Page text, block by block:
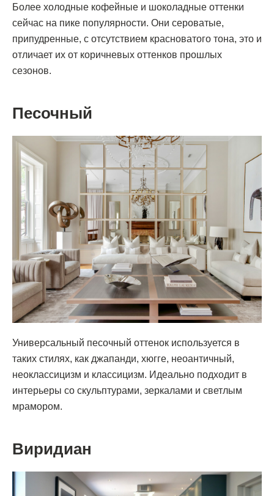
Более холодные кофейные и шоколадные оттенки
сейчас на пике популярности. Они сероватые,
припудренные, с отсутствием красноватого тона, это и
отличает их от коричневых оттенков прошлых
сезонов.
Песочный
Универсальный песочный оттенок используется в
таких стилях, как джапанди, хюгге, неоантичный,
неоклассицизм и классицизм. Идеально подходит в
интерьеры со скульптурами, зеркалами и светлым
мрамором.
Виридиан